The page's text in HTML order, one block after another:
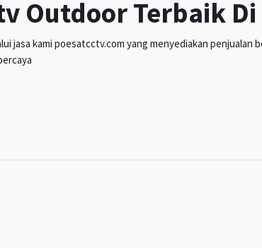
Outdoor Terbaik
jasa kami poesatcctv.com yang menyediakan penjualan